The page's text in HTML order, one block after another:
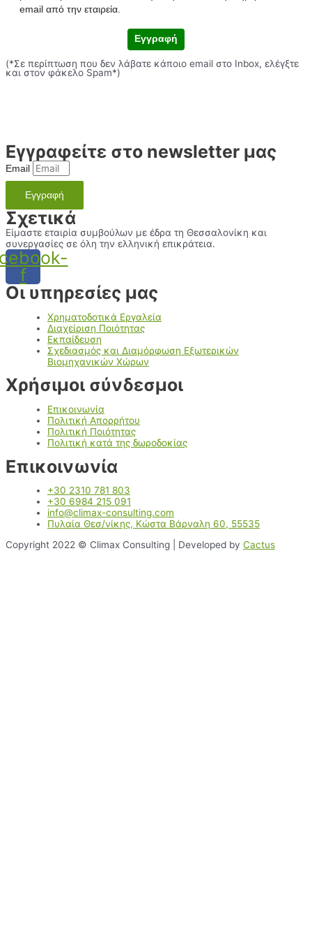
email από την εταιρεία.
Εγγραφή
(*Σε περίπτωση που δεν λάβατε κάποιο email στο Inbox, ελέγξτε
και στον φάκελο Spam*)
Εγγραφείτε στο newsletter μας
Email
Εγγραφή
Σχετικά
Είμαστε εταιρία συμβούλων με έδρα τη Θεσσαλονίκη και
συνεργασίες σε όλη την ελληνική επικράτεια.
f
Οι υπηρεσίες μας
Χρηματοδοτικά Εργαλεία
Διαχείριση Ποιότητας
Εκπαίδευση
Σχεδιασμός και Διαμόρφωση Εξωτερικών
Βιομηχανικών Χώρων
Χρήσιμοι σύνδεσμοι
Επικοινωνία
Πολιτική Απορρήτου
Πολιτική Ποιότητας
Πολιτική κατά της δωροδοκίας
Επικοινωνία
+30 2310 781 803
+30 6984 215 091
info@climax-consulting.com
Πυλαία Θεσ/νίκης, Κώστα Βάρναλη 60, 55535
Copyright 2022 © Climax Consulting | Developed by Cactus